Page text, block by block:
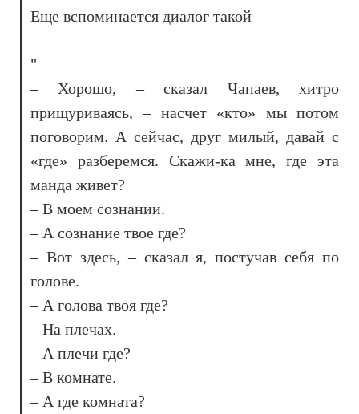
Еще вспоминается диалог такой
"
– Хорошо, – сказал Чапаев, хитро
прищуриваясь, – насчет «кто» мы потом
поговорим. А сейчас, друг милый, давай с
«где» разберемся. Скажи-ка мне, где эта
манда живет?
– В моем сознании.
– А сознание твое где?
– Вот здесь, – сказал я, постучав себя по
голове.
– А голова твоя где?
– На плечах.
– А плечи где?
– В комнате.
– А где комната?